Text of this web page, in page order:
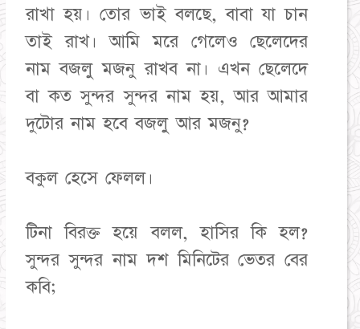
রাখা হয়। তোর ভাই বলছে, বাবা যা চান
তাই রাখ। আমি মরে গেলেও ছেলেদের
নাম বজলু মজনু রাখব না। এখন ছেলেদে
বা কত সুন্দর সুন্দর নাম হয়, আর আমার
দুটোর নাম হবে বজলু আর মজনু?
বকুল হেসে ফেলল।
টিনা বিরক্ত হয়ে বলল, হাসির কি হল?
সুন্দর সুন্দর নাম দশ মিনিটের ভেতর বের
কবি;